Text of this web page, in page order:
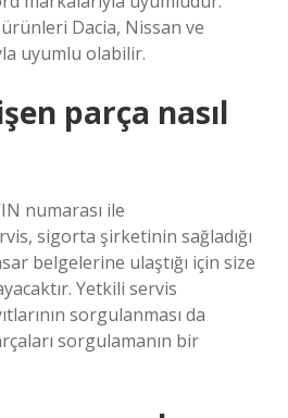
Dacia, Nissan ve
uyumlu olabilir.
parça nasıl
numarası ile
sigorta şirketinin sağladığı
belgelerine ulaştığı için size
Yetkili servis
sorgulanması da
sorgulamanın bir